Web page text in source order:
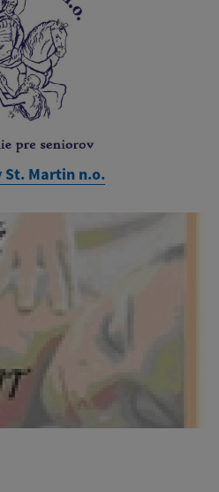
St. Martin n.o.